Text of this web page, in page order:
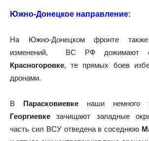
Южно-Донецкое направление:
На Южно-Донецком фронте
изменений, ВС РФ дожимают
Красногоровке, те прямых боев
дронами.
В Парасковиевке наши немного
Георгиевке зачищают западные
часть сил ВСУ отведена в соседнюю